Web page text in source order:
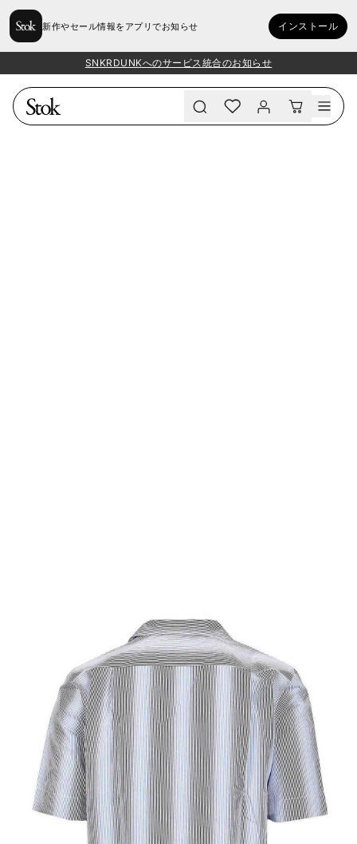
新作やセール情報をアプリでお知らせ インストール
SNKRDUNKへのサービス統合のお知らせ